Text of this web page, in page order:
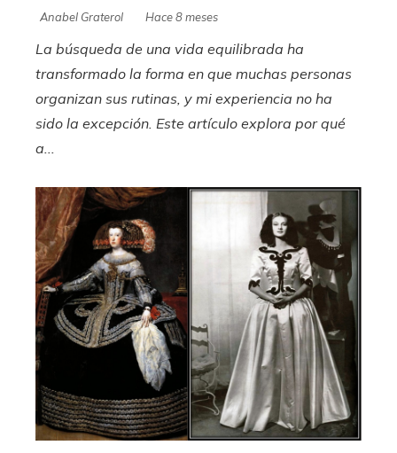
Anabel Graterol Hace 8 meses
La búsqueda de una vida equilibrada ha
transformado la forma en que muchas personas
organizan sus rutinas, y mi experiencia no ha
sido la excepción. Este artículo explora por qué
a...